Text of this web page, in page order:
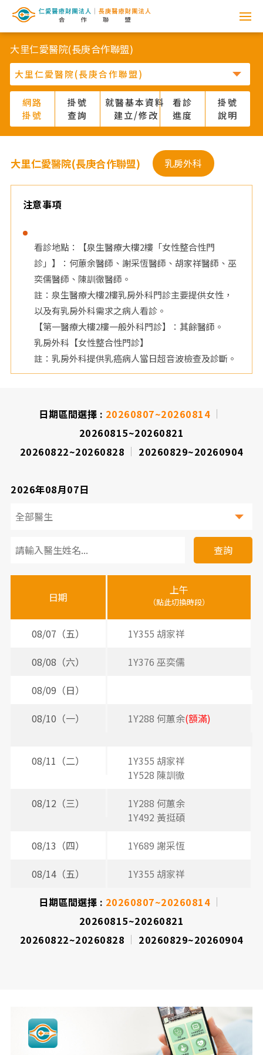
網
路
掛
號
系
統
-
仁
愛
大里仁愛醫院(長庚合作聯盟)
網路
掛號
掛號
查詢
就醫基本資料
建立/修改
看診
進度
掛號
說明
大里仁愛醫院(長庚合作聯盟) 乳房外科
注意事項
看診地點：【泉生醫療大樓2樓「女性整合性門
診」】：何蕙余醫師、謝采恆醫師、胡家祥醫師、巫
奕儒醫師、陳訓徹醫師。
註：泉生醫療大樓2樓乳房外科門診主要提供女性，
以及有乳房外科需求之病人看診。
【第一醫療大樓2樓一般外科門診】：其餘醫師。
乳房外科【女性整合性門診】
註：乳房外科提供乳癌病人當日超音波檢查及診斷。
日期區間選擇 : 20260807~20260814
20260815~20260821
20260822~20260828
20260829~20260904
2026年08月07日
診
醫
時
查詢
日期
上午
（點此切換時段）
08/07（五） 1Y355 胡家祥
08/08（六）
1Y376 巫奕儒
08/09（日）
08/10（一）
1Y288 何蕙余(額滿)
08/11（二）
1Y355 胡家祥
1Y528 陳訓徹
08/12（三）
1Y288 何蕙余
1Y492 黃挺碩
08/13（四） 1Y689 謝采恆
08/14（五）
1Y355 胡家祥
日期區間選擇 : 20260807~20260814
20260815~20260821
20260822~20260828
20260829~20260904